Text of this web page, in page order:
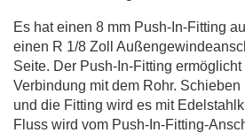
Es hat einen 8 mm Push-In-Fitting
einen R 1/8 Zoll
Seite. Der Push-In-Fitting
Verbindung mit dem Rohr.
und die Fitting wird es mit
Fluss wird vom Push-In-Fitting-